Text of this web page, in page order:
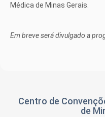
Médica de Minas Gerais.
Em breve será divulgado a
Centro de
de